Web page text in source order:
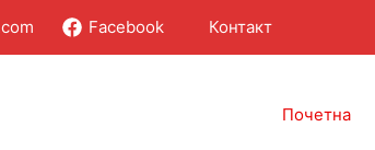
Facebook Контакт
Почетна